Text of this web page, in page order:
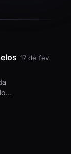
17 de fev.